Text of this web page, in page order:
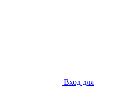
Вход для